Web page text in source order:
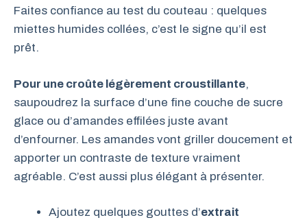
Faites confiance au test du couteau : quelques
miettes humides collées, c’est le signe qu’il est
prêt.
Pour une croûte légèrement croustillante,
saupoudrez la surface d’une fine couche de sucre
glace ou d’amandes effilées juste avant
d’enfourner. Les amandes vont griller doucement et
apporter un contraste de texture vraiment
agréable. C’est aussi plus élégant à présenter.
Ajoutez quelques gouttes d’extrait